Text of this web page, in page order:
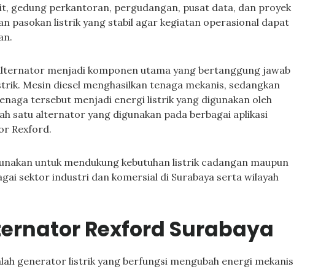
gedung perkantoran, pergudangan, pusat data, dan proyek
pasokan listrik yang stabil agar kegiatan operasional dapat
menjadi komponen utama yang bertanggung jawab
Mesin diesel menghasilkan tenaga mekanis, sedangkan
tersebut menjadi energi listrik yang digunakan oleh
satu alternator yang digunakan pada berbagai aplikasi
Rexford.
untuk mendukung kebutuhan listrik cadangan maupun
sektor industri dan komersial di Surabaya serta wilayah
Rexford Surabaya
generator listrik yang berfungsi mengubah energi mekanis